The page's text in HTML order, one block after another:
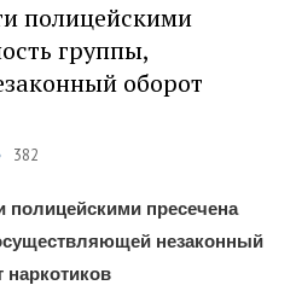
полицейскими
группы,
оборот
382
полицейскими пресечена
незаконный
наркотиков